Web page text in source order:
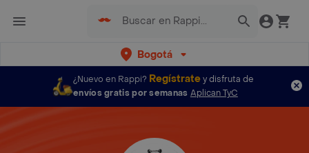
Bogotá
¿Nuevo en Rappi? Regístratey disfruta de
envíos gratis por semanas Aplican TyC